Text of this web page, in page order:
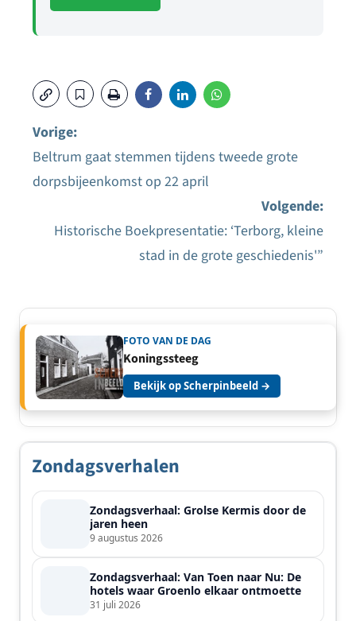
Bericht
Vorige:
Beltrum gaat stemmen tijdens tweede grote
dorpsbijeenkomst op 22 april
Volgende:
Historische Boekpresentatie: ‘Terborg, kleine
stad in de grote geschiedenis'”
FOTO VAN DE DAG
Koningssteeg
Bekijk op Scherpinbeeld →
Zondagsverhalen
Zondagsverhaal: Grolse Kermis door de
jaren heen
9 augustus 2026
Zondagsverhaal: Van Toen naar Nu: De
hotels waar Groenlo elkaar ontmoette
31 juli 2026